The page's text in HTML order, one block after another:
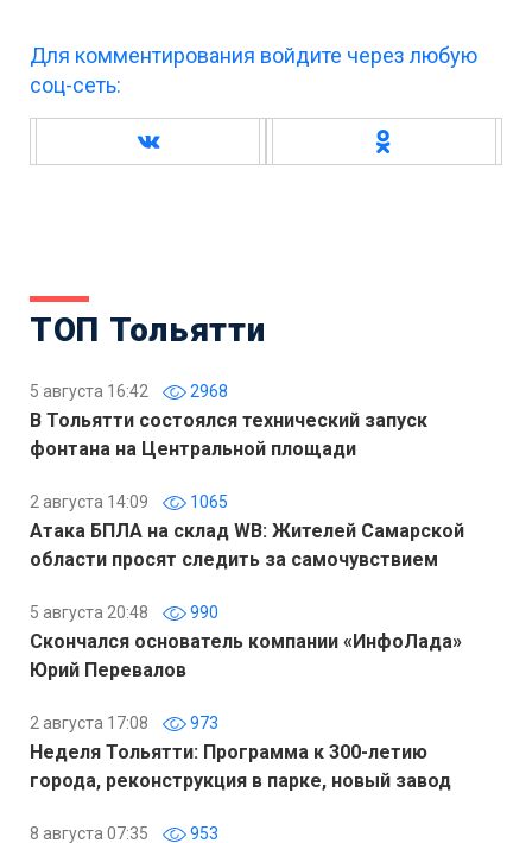
Для комментирования войдите через любую
соц-сеть:
ТОП Тольятти
5 августа 16:42 2968
В Тольятти состоялся технический запуск
фонтана на Центральной площади
2 августа 14:09 1065
Атака БПЛА на склад WB: Жителей Самарской
области просят следить за самочувствием
5 августа 20:48 990
Скончался основатель компании «ИнфоЛада»
Юрий Перевалов
2 августа 17:08 973
Неделя Тольятти: Программа к 300-летию
города, реконструкция в парке, новый завод
8 августа 07:35 953